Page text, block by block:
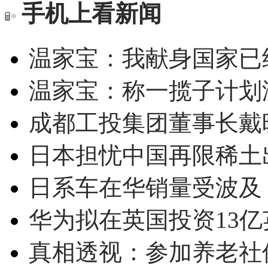
手机上看新闻
温家宝：我献身国家
温家宝：称一揽子计
成都工投集团董事长
日本担忧中国再限稀
日系车在华销量受波
华为拟在英国投资13
真相透视：参加养老